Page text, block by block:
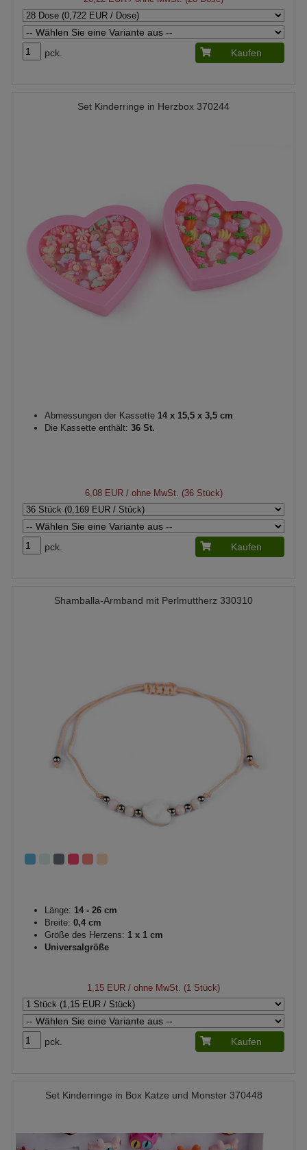
pck. Kaufen
Set Kinderringe in Herzbox 370244
Abmessungen der Kassette 14 x 15,5 x 3,5 cm
Die Kassette enthält: 36 St.
6,08 EUR/ ohne MwSt. (36 Stück)
pck. Kaufen
Shamballa-Armband mit Perlmuttherz 330310
Länge: 14 - 26 cm
Breite: 0,4 cm
Größe des Herzens: 1 x 1 cm
Universalgröße
1,15 EUR / ohne MwSt. (1 Stück)
pck. Kaufen
Set Kinderringe in Box Katze und Monster 370448